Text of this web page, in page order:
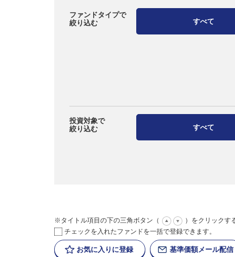
ファンドタイプで
絞り込む
すべて
投資対象で
絞り込む
すべて
※タイトル項目の下の三角ボタン（
）をクリックす
チェックを入れたファンドを一括で登録できます。
お気に入りに登録 基準価額メール配信